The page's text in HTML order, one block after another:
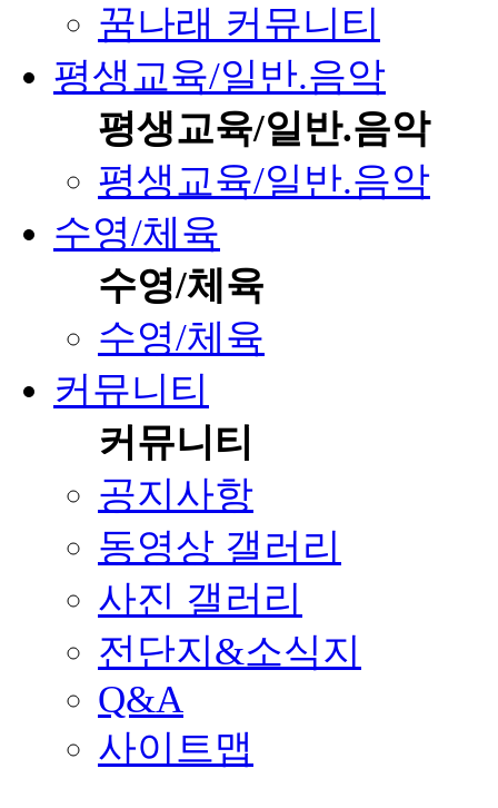
꿈나래 커뮤니티
평생교육/일반.음악
평생교육/일반.음악
평생교육/일반.음악
수영/체육
수영/체육
수영/체육
커뮤니티
커뮤니티
공지사항
동영상 갤러리
사진 갤러리
전단지&소식지
Q&A
사이트맵